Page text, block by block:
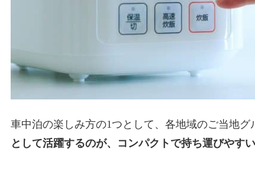
車中泊の楽しみ方の1つとして、各地域のご当地
として活躍するのが、コンパクトで持ち運びやす